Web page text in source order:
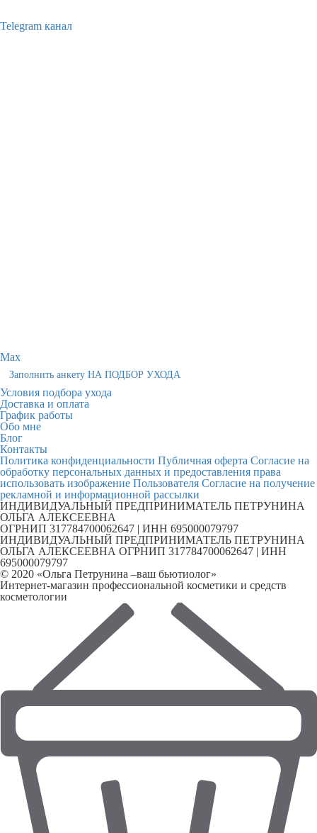
Telegram канал
Max
Заполнить анкету НА ПОДБОР УХОДА
Условия подбора ухода
Доставка и оплата
График работы
Обо мне
Блог
Контакты
Политика конфиденциальности Публичная оферта Согласие на
обработку персональных данных и предоставления права
использовать изображение Пользователя Согласие на получение
рекламной и информационной рассылки
ИНДИВИДУАЛЬНЫЙ ПРЕДПРИНИМАТЕЛЬ ПЕТРУНИНА
ОЛЬГА АЛЕКСЕЕВНА
ОГРНИП 317784700062647 | ИНН 695000079797
ИНДИВИДУАЛЬНЫЙ ПРЕДПРИНИМАТЕЛЬ ПЕТРУНИНА
ОЛЬГА АЛЕКСЕЕВНА ОГРНИП 317784700062647 | ИНН
695000079797
© 2020 «Ольга Петрунина –ваш бьютиолог»
Интернет-магазин профессиональной косметики и средств
косметологии